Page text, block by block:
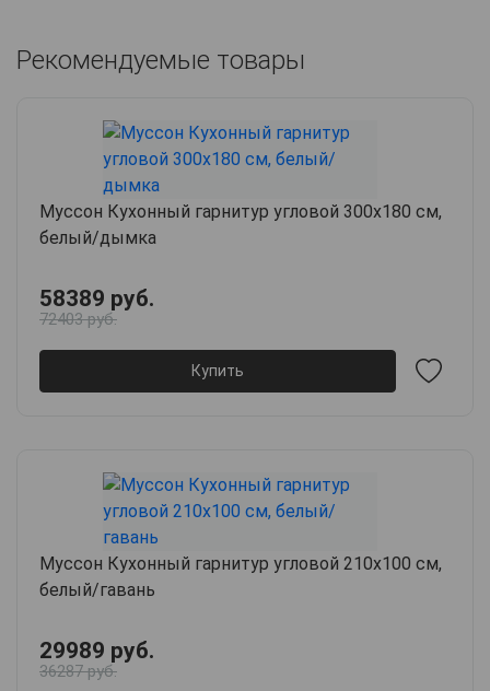
Рекомендуемые товары
Муссон Кухонный гарнитур угловой 300х180 см,
белый/дымка
58389 руб.
72403 руб.
Купить
Муссон Кухонный гарнитур угловой 210х100 см,
белый/гавань
29989 руб.
36287 руб.